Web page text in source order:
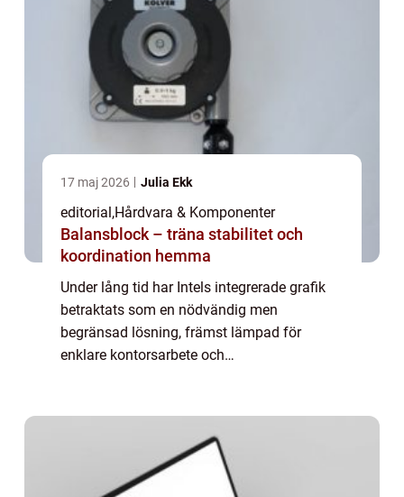
17 maj 2026 Julia Ekk
editorial,Hårdvara & Komponenter
Balansblock – träna stabilitet och
koordination hemma
Under lång tid har Intels integrerade grafik
betraktats som en nödvändig men
begränsad lösning, främst lämpad för
enklare kontorsarbete och